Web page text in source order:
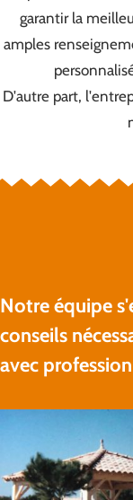
garantir la
amples
D'autre part,
Notre équipe
conseils
avec